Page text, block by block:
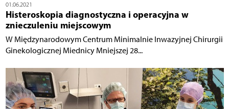
01.06.2021
Histeroskopia diagnostyczna i operacyjna w
znieczuleniu miejscowym
W Międzynarodowym Centrum Minimalnie Inwazyjnej Chirurgii
Ginekologicznej Miednicy Mniejszej 28...